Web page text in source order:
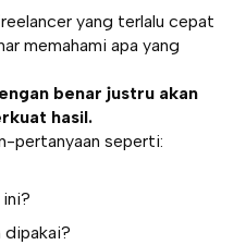
yang terlalu cepat
memahami apa yang
benar justru akan
hasil.
pertanyaan seperti:
dipakai?